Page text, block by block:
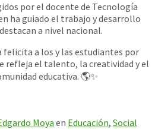
por el docente de Tecnología
ha guiado el trabajo y desarrollo
a nivel nacional.
felicita a los y las estudiantes por
refleja el talento, la creatividad y el
educativa. 🌎✨
Moyaen Educación, Social